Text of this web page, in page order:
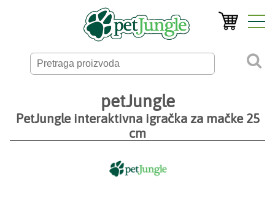
petJungle
PetJungle interaktivna igračka za mačke 25
cm